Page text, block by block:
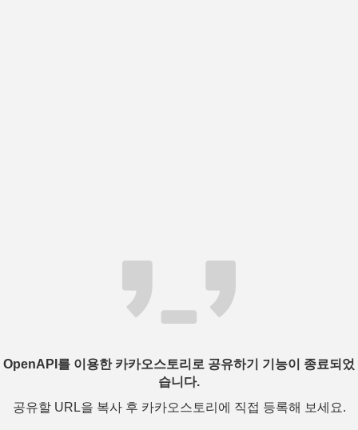
OpenAPI를 이용한 카카오스토리로 공유하기 기능이 종료되었
습니다.
공유할 URL을 복사 후 카카오스토리에 직접 등록해 보세요.